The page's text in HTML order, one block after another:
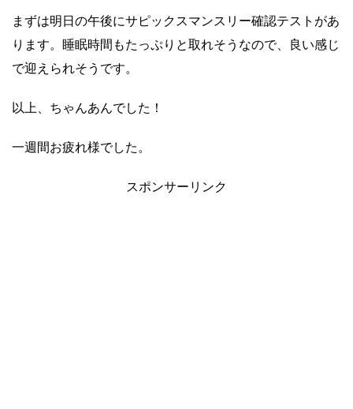
まずは明日の午後にサピックスマンスリー確認テストがあ
ります。睡眠時間もたっぷりと取れそうなので、良い感じ
で迎えられそうです。
以上、ちゃんあんでした！
一週間お疲れ様でした。
スポンサーリンク